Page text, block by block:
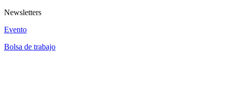
Newsletters
Evento
Bolsa de trabajo